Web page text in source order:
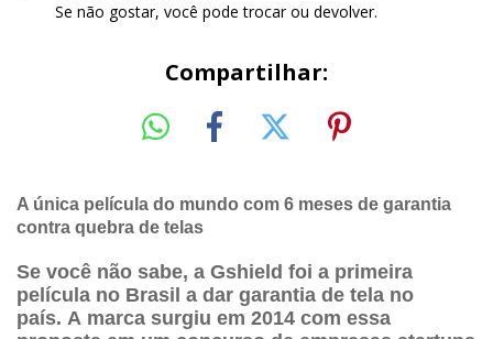
Se não gostar, você pode trocar ou devolver.
Compartilhar:
A única película do mundo com 6 meses de garantia
contra quebra de telas
Se você não sabe, a Gshield foi a primeira
película no Brasil a dar garantia de tela no
país. A marca surgiu em 2014 com essa